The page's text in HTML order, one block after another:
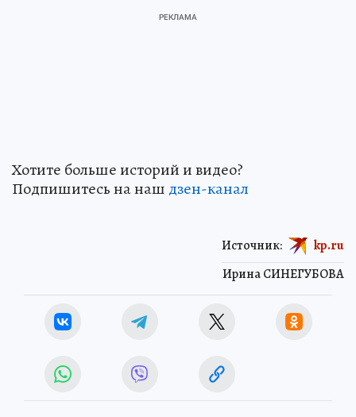
Хотите больше историй и видео?
Подпишитесь на наш дзен-канал
Ирина СИНЕГУБОВА
Источник: kp.ru